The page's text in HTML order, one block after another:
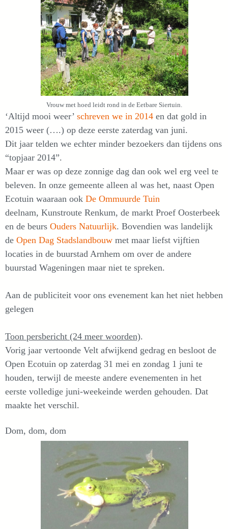
Vrouw met hoed leidt rond in de Eetbare Siertuin.
‘Altijd mooi weer’ schreven we in 2014 en dat gold in
2015 weer (….) op deze eerste zaterdag van juni.
Dit jaar telden we echter minder bezoekers dan tijdens ons
“topjaar 2014”.
Maar er was op deze zonnige dag dan ook wel erg veel te
beleven. In onze gemeente alleen al was het, naast Open
Ecotuin waaraan ook De Ommuurde Tuin
deelnam, Kunstroute Renkum, de markt Proef Oosterbeek
en de beurs Ouders Natuurlijk. Bovendien was landelijk
de Open Dag Stadslandbouw met maar liefst vijftien
locaties in de buurstad Arnhem om over de andere
buurstad Wageningen maar niet te spreken.
Aan de publiciteit voor ons evenement kan het niet hebben
gelegen
Toon persbericht (24 meer woorden).
Vorig jaar vertoonde Velt afwijkend gedrag en besloot de
Open Ecotuin op zaterdag 31 mei en zondag 1 juni te
houden, terwijl de meeste andere evenementen in het
eerste volledige juni-weekeinde werden gehouden. Dat
maakte het verschil.
Dom, dom, dom